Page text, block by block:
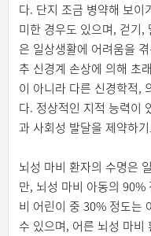
다. 단지 조금 병약해 보이
미한 경우도 있으며, 걷기,
은 일상생활에 어려움을
추 신경계 손상에 의해 초
이 아니라 다른 신경학적,
다. 정상적인 지적 능력이
과 사회성 발달을 제약하
뇌성 마비 환자의 수명은
만, 뇌성 마비 아동의
비 어린이 중 30% 정도는
수 있으며, 어른 뇌성 마비